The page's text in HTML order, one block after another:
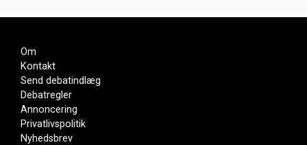
Om
Kontakt
Send debatindlæg
Debatregler
Annoncering
Privatlivspolitik
Nyhedsbrev